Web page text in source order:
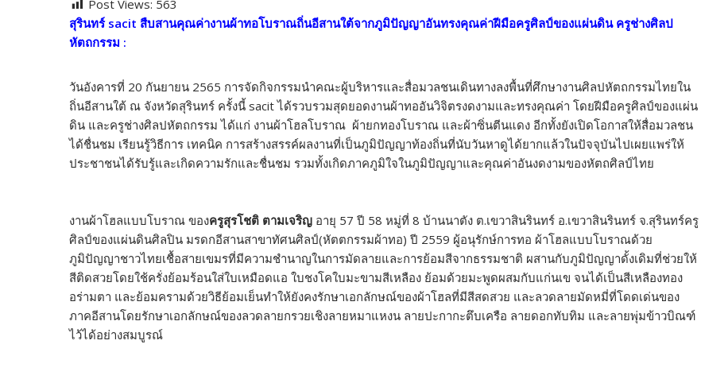
e
b
o
k
itt e p
n
k
ar
Post Views: 563
สุรินทร์ sacit สืบสานคุณค่างานผ้าทอโบราณถิ่นอีสานใต้จากภูมิปัญญาอันทรงคุณค่าฝีมือครูศิลป์ของแผ่นดิน ครูช่างศิลป
หัตถกรรม :
วันอังคารที่ 20 กันยายน 2565 การจัดกิจกรรมนำคณะผู้บริหารและสื่อมวลชนเดินทางลงพื้นที่ศึกษางานศิลปหัตถกรรมไทยใน
ถิ่นอีสานใต้ ณ จังหวัดสุรินทร์ ครั้งนี้ sacit ได้รวบรวมสุดยอดงานผ้าทออันวิจิตรงดงามและทรงคุณค่า โดยฝีมือครูศิลป์ของแผ่น
ดิน และครูช่างศิลปหัตถกรรม ได้แก่ งานผ้าโฮลโบราณ ผ้ายกทองโบราณ และผ้าซิ่นตีนแดง อีกทั้งยังเปิดโอกาสให้สื่อมวลชน
ได้ชื่นชม เรียนรู้วิธีการ เทคนิค การสร้างสรรค์ผลงานที่เป็นภูมิปัญญาท้องถิ่นที่นับวันหาดูได้ยากแล้วในปัจจุบันไปเผยแพร่ให้
ประชาชนได้รับรู้และเกิดความรักและชื่นชม รวมทั้งเกิดภาคภูมิใจในภูมิปัญญาและคุณค่าอันงดงามของหัตถศิลป์ไทย
งานผ้าโฮลแบบโบราณ ของครูสุรโชติ ตามเจริญ อายุ 57 ปี 58 หมู่ที่ 8 บ้านนาตัง ต.เขวาสินรินทร์ อ.เขวาสินรินทร์ จ.สุรินทร์ครู
ศิลป์ของแผ่นดินศิลปิน มรดกอีสานสาขาทัศนศิลป์(หัตตกรรมผ้าทอ) ปี 2559 ผู้อนุรักษ์การทอ ผ้าโฮลแบบโบราณด้วย
ภูมิปัญญาชาวไทยเชื้อสายเขมรที่มีความชำนาญในการมัดลายและการย้อมสีจากธรรมชาติ ผสานกับภูมิปัญญาดั้งเดิมที่ช่วยให้
สีติดสวยโดยใช้ครั่งย้อมร้อนใส่ใบเหมือดแอ ใบชงโคใบมะขามสีเหลือง ย้อมด้วยมะพูดผสมกับแก่นเข จนได้เป็นสีเหลืองทอง
อร่ามตา และย้อมครามด้วยวิธีย้อมเย็นทำให้ยังคงรักษาเอกลักษณ์ของผ้าโฮลที่มีสีสดสวย และลวดลายมัดหมี่ที่โดดเด่นของ
ภาคอีสานโดยรักษาเอกลักษณ์ของลวดลายกรวยเชิงลายหมาแหงน ลายปะกากะตึบเครือ ลายดอกทับทิม และลายพุ่มข้าวบิณฑ์
ไว้ได้อย่างสมบูรณ์